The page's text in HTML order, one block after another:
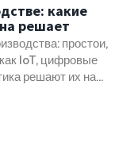
какие
решает
простои,
IoT, цифровые
решают их на